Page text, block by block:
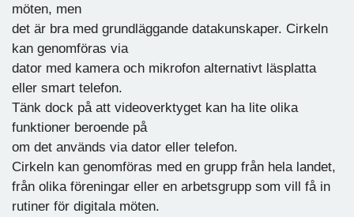
möten, men
det är bra med grundläggande datakunskaper. Cirkeln
kan genomföras via
dator med kamera och mikrofon alternativt läsplatta
eller smart telefon.
Tänk dock på att videoverktyget kan ha lite olika
funktioner beroende på
om det används via dator eller telefon.
Cirkeln kan genomföras med en grupp från hela landet,
från olika föreningar eller en arbetsgrupp som vill få in
rutiner för digitala möten.